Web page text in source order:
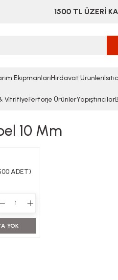
1500 TL ÜZERİ
EkipmanlarıHırdavat Ürünleri
VitrifiyeFerforje ÜrünlerYapıştırıcılar
10 Mm
ADET)
YOK